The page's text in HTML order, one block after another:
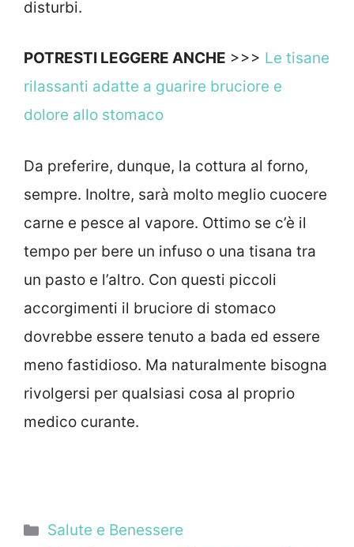
disturbi.
POTRESTI LEGGERE ANCHE >>> Le tisane
rilassanti adatte a guarire bruciore e
dolore allo stomaco
Da preferire, dunque, la cottura al forno,
sempre. Inoltre, sarà molto meglio cuocere
carne e pesce al vapore. Ottimo se c’è il
tempo per bere un infuso o una tisana tra
un pasto e l’altro. Con questi piccoli
accorgimenti il bruciore di stomaco
dovrebbe essere tenuto a bada ed essere
meno fastidioso. Ma naturalmente bisogna
rivolgersi per qualsiasi cosa al proprio
medico curante.
Categorie
Salute e Benessere